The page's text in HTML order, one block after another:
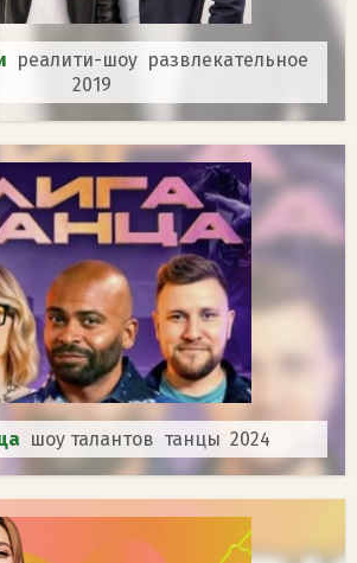
реалити-шоу развлекательное
2019
шоу талантов танцы 2024